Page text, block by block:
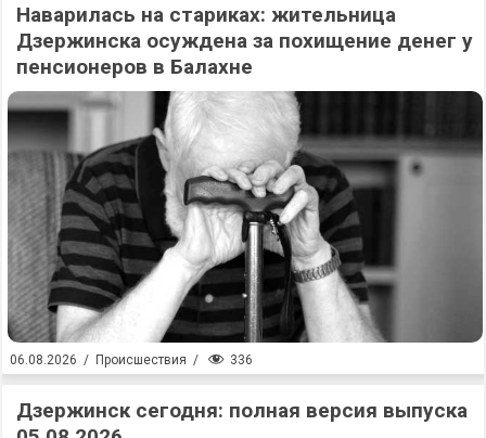
Наварилась на стариках: жительница
Дзержинска осуждена за похищение денег у
пенсионеров в Балахне
06.08.2026 / Происшествия / 336
Дзержинск сегодня: полная версия выпуска